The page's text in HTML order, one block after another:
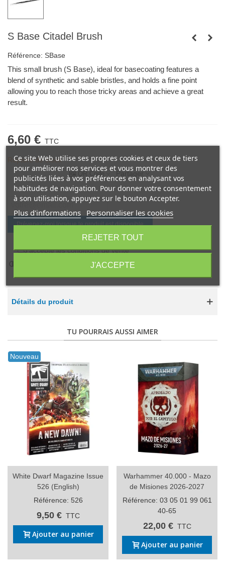
S Base Citadel Brush
Référence: SBase
This small brush (S Base), ideal for basecoating features a
blend of synthetic and sable bristles, and holds a fine point
allowing you to reach those tricky areas and achieve a great
result.
6,60 € TTC
Rupture de stock
QR Code Partager
Prévenez-moi lorsque le produit est disponible
J'accepte les conditions de vente *
Ajouter à la comparaison 0
Détails du produit
TU POURRAIS AUSSI AIMER
Nouveau
White Dwarf Magazine Issue
526 (English)
Référence: 526
9,50 € TTC
Ajouter au panier
Warhammer 40.000 - Mazo
de Misiones 2026-2027
Référence: 03 05 01 99 061
40-65
22,00 € TTC
Ajouter au panier
Ce site Web utilise ses propres cookies et ceux de tiers
pour améliorer nos services et vous montrer des
publicités liées à vos préférences en analysant vos
habitudes de navigation. Pour donner votre consentement
à son utilisation, appuyez sur le bouton Accepter.
Plus d'informations Personnaliser les cookies
REJETER TOUT
J'ACCEPTE